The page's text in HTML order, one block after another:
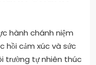
hành chánh niệm
hồi cảm xúc và sức
trường tự nhiên thúc